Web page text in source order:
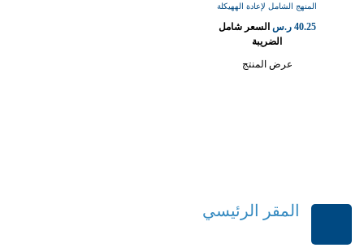
المنهج الشامل لإعادة الههيكلة
40.25 ر.س السعر شامل
الضريبة
عرض المنتج
المقر الرئيسي